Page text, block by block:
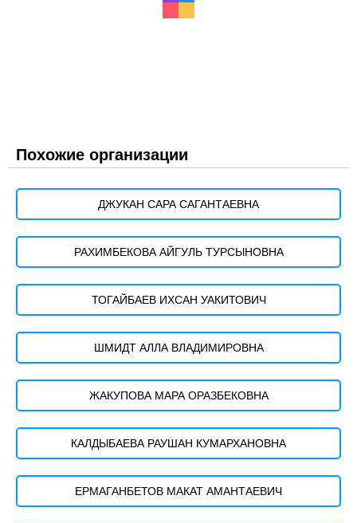
Похожие организации
ДЖУКАН САРА САГАНТАЕВНА
РАХИМБЕКОВА АЙГУЛЬ ТУРСЫНОВНА
ТОГАЙБАЕВ ИХСАН УАКИТОВИЧ
ШМИДТ АЛЛА ВЛАДИМИРОВНА
ЖАКУПОВА МАРА ОРАЗБЕКОВНА
КАЛДЫБАЕВА РАУШАН КУМАРХАНОВНА
ЕРМАГАНБЕТОВ МАКАТ АМАНТАЕВИЧ